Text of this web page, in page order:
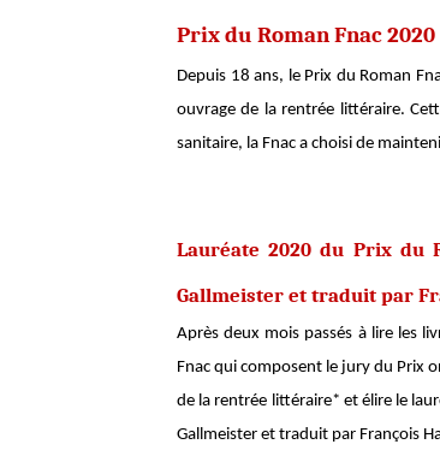
Prix du Roman Fnac 2020
Depuis 18 ans, le Prix du Roman
ouvrage de la rentrée littéraire.
sanitaire, la Fnac a choisi de
Lauréate 2020 du Prix du
Gallmeister et traduit par
Après deux mois passés à lire les
Fnac qui composent le jury du Prix
de la rentrée littéraire* et élire le
Gallmeister et traduit par François